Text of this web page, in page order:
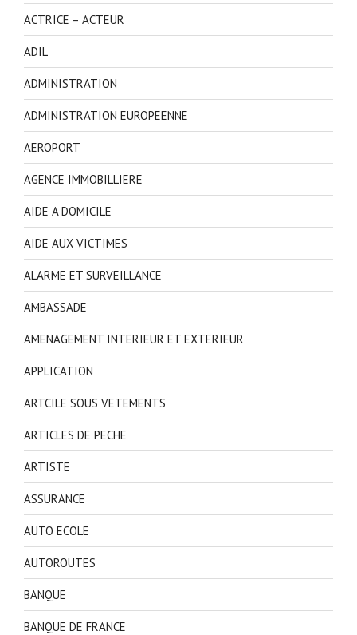
ACTRICE – ACTEUR
ADIL
ADMINISTRATION
ADMINISTRATION EUROPEENNE
AEROPORT
AGENCE IMMOBILLIERE
AIDE A DOMICILE
AIDE AUX VICTIMES
ALARME ET SURVEILLANCE
AMBASSADE
AMENAGEMENT INTERIEUR ET EXTERIEUR
APPLICATION
ARTCILE SOUS VETEMENTS
ARTICLES DE PECHE
ARTISTE
ASSURANCE
AUTO ECOLE
AUTOROUTES
BANQUE
BANQUE DE FRANCE